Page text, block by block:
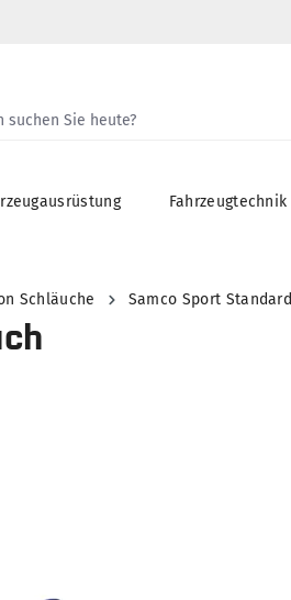
Fahrzeugtechnik
Schläuche Samco Sport Standard